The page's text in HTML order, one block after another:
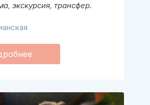
экскурсия, трансфер.